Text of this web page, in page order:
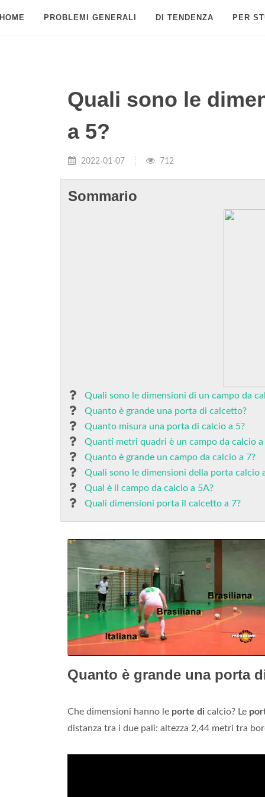
PROBLEMI GENERALI DI TENDENZA PER
Quali sono le
a 5?
2022-01-07 712
Sommario
Quali sono le dimensioni di un campo da
Quanto è grande una porta di calcetto?
Quanto misura una porta di calcio a 5?
Quanti metri quadri è un campo da calcio a
Quanto è grande un campo da calcio a 7?
Quali sono le dimensioni della porta calcio
Qual è il campo da calcio a 5A?
Quali dimensioni porta il calcetto a 7?
Quanto è grande una porta
Che dimensioni hanno le porte di calcio? Le
distanza tra i due pali: altezza 2,44 metri tra